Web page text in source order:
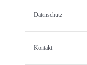
Datenschutz
Kontakt